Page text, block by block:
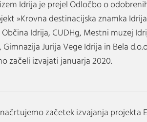
Idrija je prejel Odločbo o
»Krovna destinacijska znamka
Občina Idrija, CUDHg, Mestni muzej
Gimnazija Jurija Vege Idrija in Bela
začeli izvajati januarja 2020.
začetek izvajanja projekta